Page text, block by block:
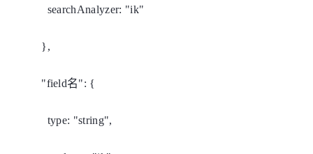
searchAnalyzer: "ik"
},
"field名": {
type: "string",